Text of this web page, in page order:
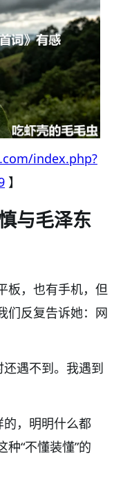
index.php?
】
与毛泽东
板，也有手机，但
们反复告诉她：网
遇不到。 我遇到
，明明什么都
种“不懂装懂”的